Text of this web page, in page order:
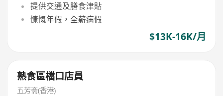
提供交通及膳食津貼
慷慨年假，全薪病假
$13K-16K/月
熟食區檔口店員
五芳斋(香港)